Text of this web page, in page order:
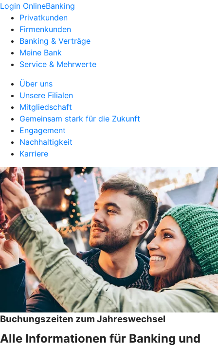
Login OnlineBanking
Privatkunden
Firmenkunden
Banking & Verträge
Meine Bank
Service & Mehrwerte
Über uns
Unsere Filialen
Mitgliedschaft
Gemeinsam stark für die Zukunft
Engagement
Nachhaltigkeit
Karriere
Buchungszeiten zum Jahreswechsel
Alle Informationen für Banking und